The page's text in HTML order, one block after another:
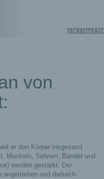
von
er den Körper insgesamt
Muskeln, Sehnen, Bänder und
werden gestärkt. Der
angetrieben und dadurch